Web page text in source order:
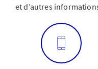
et d’autres